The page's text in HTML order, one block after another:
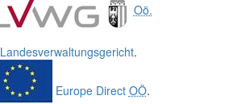
Oö.
Landesverwaltungsgericht.
Europe Direct OÖ.